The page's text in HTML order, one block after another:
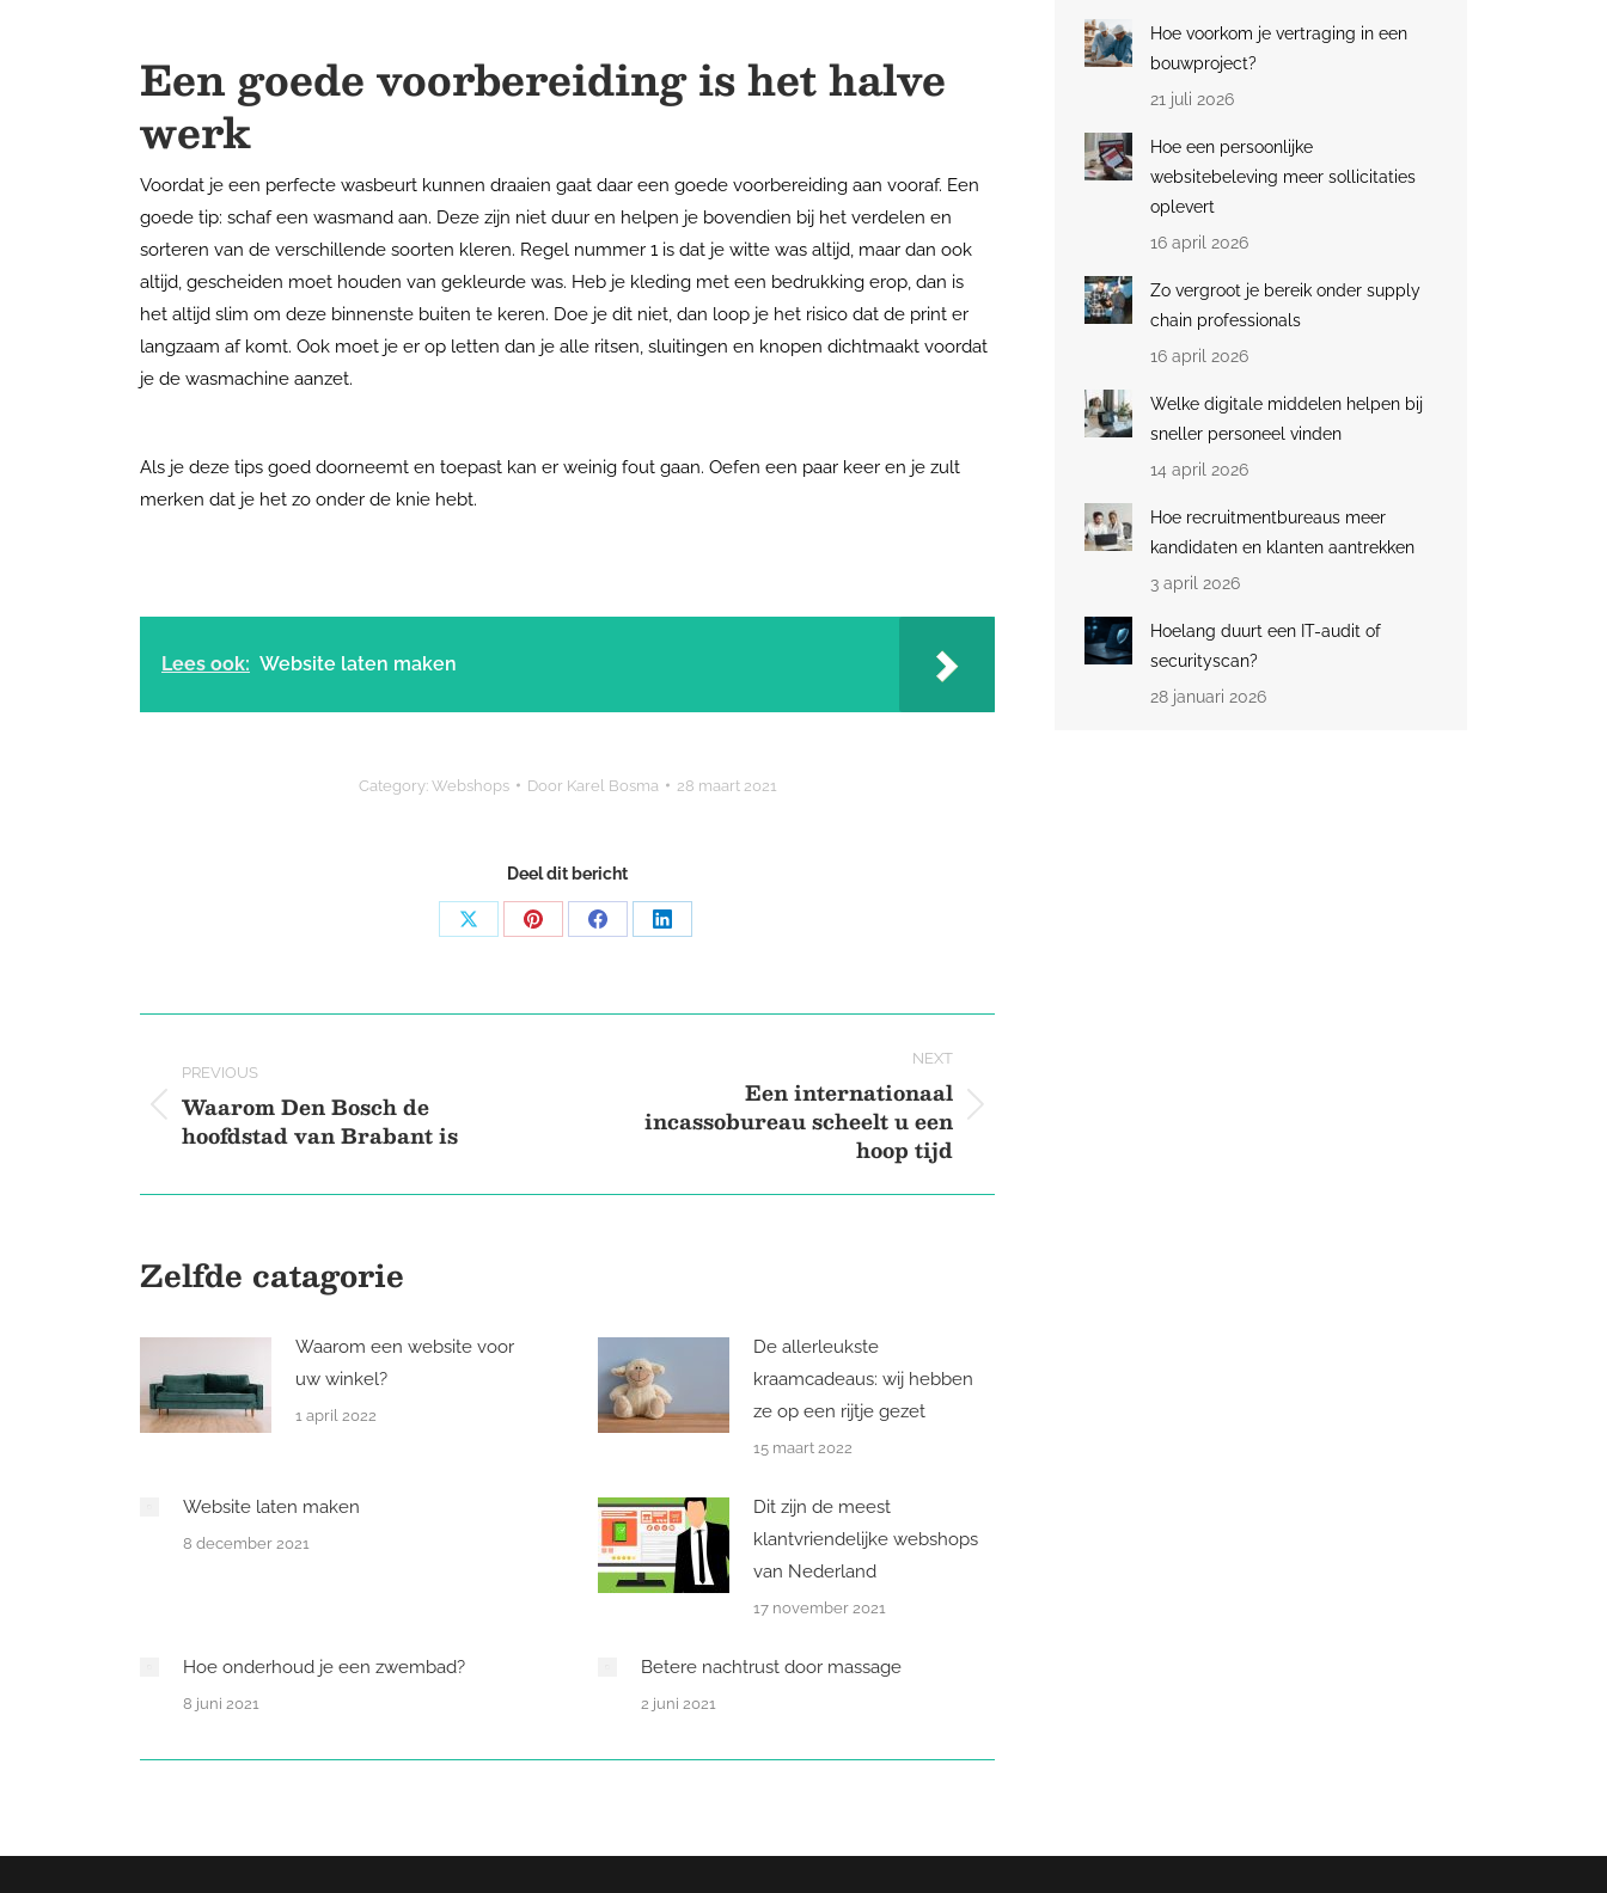
Een goede voorbereiding is het halve
werk
Voordat je een perfecte wasbeurt kunnen draaien gaat daar een goede voorbereiding aan vooraf. Een
goede tip: schaf een wasmand aan. Deze zijn niet duur en helpen je bovendien bij het verdelen en
sorteren van de verschillende soorten kleren. Regel nummer 1 is dat je witte was altijd, maar dan ook
altijd, gescheiden moet houden van gekleurde was. Heb je kleding met een bedrukking erop, dan is
het altijd slim om deze binnenste buiten te keren. Doe je dit niet, dan loop je het risico dat de print er
langzaam af komt. Ook moet je er op letten dan je alle ritsen, sluitingen en knopen dichtmaakt voordat
je de wasmachine aanzet.
Als je deze tips goed doorneemt en toepast kan er weinig fout gaan. Oefen een paar keer en je zult
merken dat je het zo onder de knie hebt.
Lees ook: Website laten maken
Category: Webshops Door Karel Bosma 28 maart 2021
Deel dit bericht
Share Share Share Share
Post
navigation
PREVIOUS
Previous
post:
Waarom Den Bosch de
hoofdstad van Brabant is
NEXT
Een internationaal
incassobureau scheelt u een
hoop tijd
Zelfde catagorie
Waarom een website voor
uw winkel?
1 april 2022
De allerleukste
kraamcadeaus: wij hebben
ze op een rijtje gezet
15 maart 2022
Website laten maken
8 december 2021
Dit zijn de meest
klantvriendelijke webshops
van Nederland
17 november 2021
Hoe onderhoud je een zwembad?
8 juni 2021
Betere nachtrust door massage
2 juni 2021
Hoe voorkom je vertraging in een
bouwproject?
21 juli 2026
Hoe een persoonlijke
websitebeleving meer sollicitaties
oplevert
16 april 2026
Zo vergroot je bereik onder supply
chain professionals
16 april 2026
Welke digitale middelen helpen bij
sneller personeel vinden
14 april 2026
Hoe recruitmentbureaus meer
kandidaten en klanten aantrekken
3 april 2026
Hoelang duurt een IT-audit of
securityscan?
28 januari 2026